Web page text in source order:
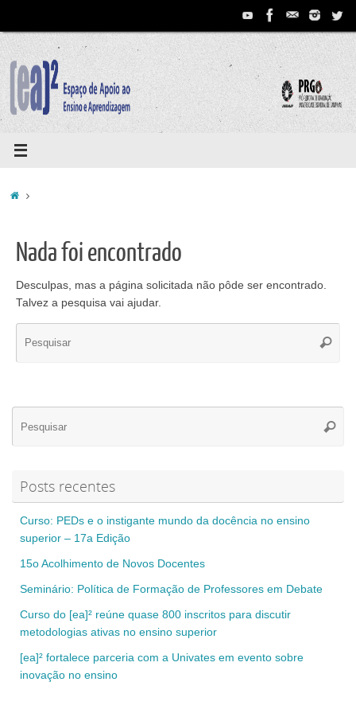
conteúdo
Home
Nada foi encontrado
Desculpas, mas a página solicitada não pôde ser encontrado.
Talvez a pesquisa vai ajudar.
Posts recentes
Curso: PEDs e o instigante mundo da docência no ensino
superior – 17a Edição
15o Acolhimento de Novos Docentes
Seminário: Política de Formação de Professores em Debate
Curso do [ea]² reúne quase 800 inscritos para discutir
metodologias ativas no ensino superior
[ea]² fortalece parceria com a Univates em evento sobre
inovação no ensino